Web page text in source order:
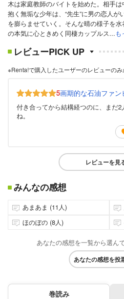
木は家庭教師のバイトを始めた。相手
抱く無垢な少年は、“先生”に男の恋人
を膨らませていく。そんな晴の様子を
の本気に心ときめく同棲カップルス...も
レビューPICK UP
※Renta!で購入したユーザーのレビューの
5画期的な石油ファン
付き合ってから結構経つのに、まだ
ね。
レビューを見
みんなの感想
あまあま (11人)
ほのぼの (8人)
あなたの感想を一覧から選ん
あなたの感想を投
巻読み